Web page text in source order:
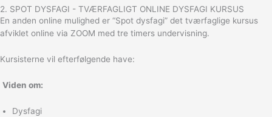
2. SPOT DYSFAGI - TVÆRFAGLIGT ONLINE DYSFAGI KURSUS
En anden online mulighed er “Spot dysfagi” det tværfaglige kursus
afviklet online via ZOOM med tre timers undervisning.
Kursisterne vil efterfølgende have:
Viden om:
Dysfagi